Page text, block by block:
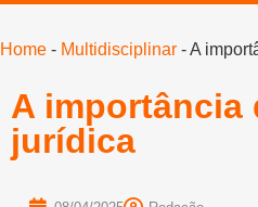
Home - Multidisciplinar -A
A importância
jurídica